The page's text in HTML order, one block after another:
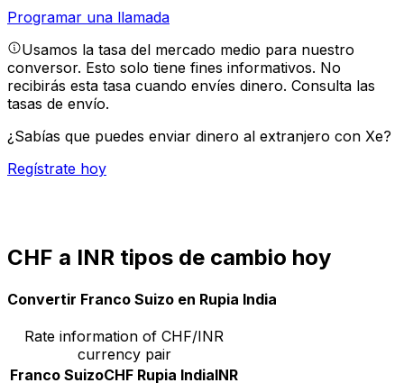
Programar una llamada
Usamos la tasa del mercado medio para nuestro
conversor. Esto solo tiene fines informativos. No
recibirás esta tasa cuando envíes dinero. Consulta las
tasas de envío.
¿Sabías que puedes enviar dinero al extranjero con Xe?
Regístrate hoy
CHF a INR tipos de cambio hoy
Convertir Franco Suizo en Rupia India
Rate information of CHF/INR
currency pair
Franco SuizoCHF Rupia IndiaINR